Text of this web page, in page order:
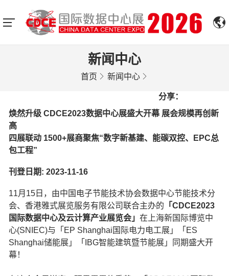
新闻中心
首页 新闻中心
分享：
焕然升级 CDCE2023数据中心展盛大开幕 展会规模再创新
高
四展联动 1500+展商聚焦“数字新基建、能碳双控、EPC总
包工程”
刊登日期: 2023-11-16
11月15日，由中国电子节能技术协会数据中心节能技术分
会、香港雅式展览服务有限公司联合主办的 「CDCE2023
国际数据中心及云计算产业展览会」 在上海新国际博览中
心(SNIEC)与「EP Shanghai国际电力电工展」「ES
Shanghai储能展」「IBG智能建筑暨节能展」同期盛大开
幕！